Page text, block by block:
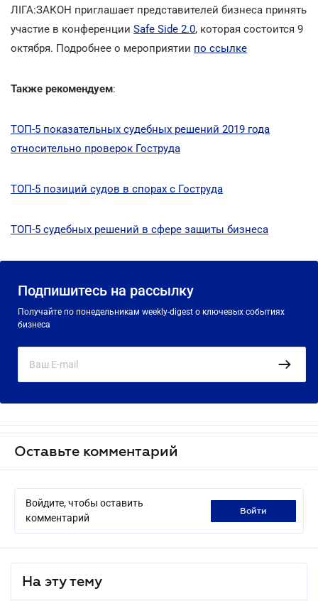
ЛІГА:ЗАКОН приглашает представителей бизнеса принять
участие в конференции Safe Side 2.0, которая состоится 9
октября. Подробнее о мероприятии по ссылке
Также рекомендуем:
ТОП-5 показательных судебных решений 2019 года
относительно проверок Гоструда
ТОП-5 позиций судов в спорах с Гоструда
ТОП-5 судебных решений в сфере защиты бизнеса
Подпишитесь на рассылку
Получайте по понедельникам weekly-digest о ключевых событиях
бизнеса
Оставьте комментарий
Войдите, чтобы оставить
комментарий
войти
На эту тему